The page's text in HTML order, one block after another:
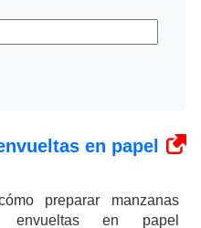
en papel
preparar manzanas
envueltas en papel